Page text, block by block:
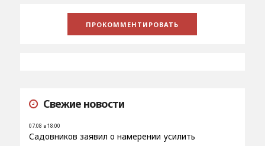
Свежие новости
07.08 в 18:00
Садовников заявил о намерении усилить